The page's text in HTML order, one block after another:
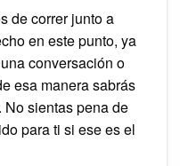
de correr junto a
en este punto, ya
conversación o
esa manera sabrás
sientas pena de
para ti si ese es el